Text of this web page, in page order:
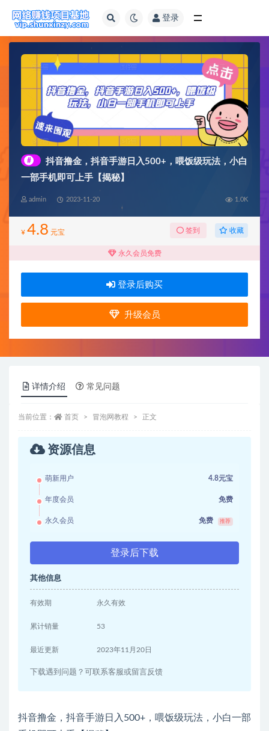
登录
#
抖音撸金，抖音手游日入500+，喂饭级玩法，小白
一部手机即可上手【揭秘】
admin 2023-11-20 1.0K
¥ 4.8 元宝 签到 收藏
永久会员免费
登录后购买
升级会员
详情介绍 常见问题
当前位置： 首页 冒泡网教程 正文
资源信息
萌新用户 4.8元宝
年度会员 免费
永久会员 免费 推荐
登录后下载
其他信息
有效期 永久有效
累计销量 53
最近更新 2023年11月20日
下载遇到问题？可联系客服或留言反馈
抖音撸金，抖音手游日入500+，喂饭级玩法，小白一部